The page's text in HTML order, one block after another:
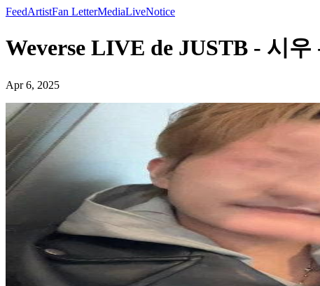
FeedArtistFan LetterMediaLiveNotice
Weverse LIVE de JUSTB - 시
Apr 6, 2025